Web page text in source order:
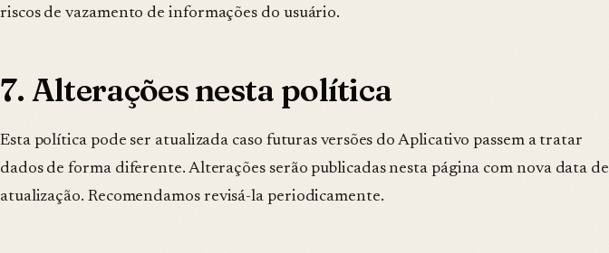
riscos de vazamento de informações do usuário.
7. Alterações nesta política
Esta política pode ser atualizada caso futuras versões do Aplicativo passem a tratar
dados de forma diferente. Alterações serão publicadas nesta página com nova data de
atualização. Recomendamos revisá-la periodicamente.